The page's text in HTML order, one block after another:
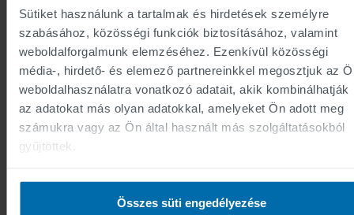
Sütiket használunk a tartalmak és hirdetések személyre
szabásához, közösségi funkciók biztosításához, valamint
weboldalforgalmunk elemzéséhez. Ezenkívül közösségi
média-, hirdető- és elemező partnereinkkel megosztjuk az
weboldalhasználatra vonatkozó adatait, akik kombinálhatják
az adatokat más olyan adatokkal, amelyeket Ön adott meg
számukra vagy az Ön által használt más szolgáltatásokból
gyűjtöttek.
Összes süti engedélyezése
TÉNYEK
A PROJEKT IDŐTARTAMA
2010-2015
berendezése